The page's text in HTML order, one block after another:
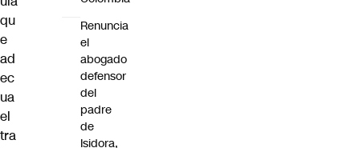
qu
e
ad
ec
ua
el
tra
Renuncia
el
abogado
defensor
del
padre
de
Isidora,